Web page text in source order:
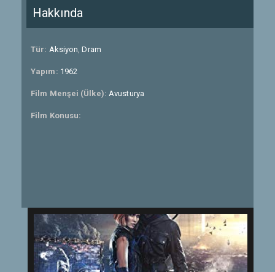
Hakkında
Tür: Aksiyon,Dram
Yapım: 1962
Film Menşei (Ülke): Avusturya
Film Konusu: